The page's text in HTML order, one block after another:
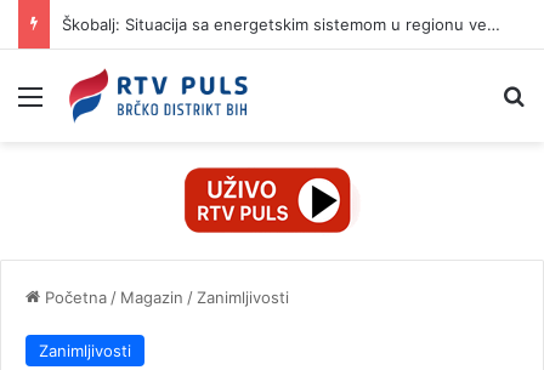
Škobalj: Situacija sa energetskim sistemom u regionu veoma ozbiljna
Izbornik
Početna / Magazin / Zanimljivosti
Zanimljivosti